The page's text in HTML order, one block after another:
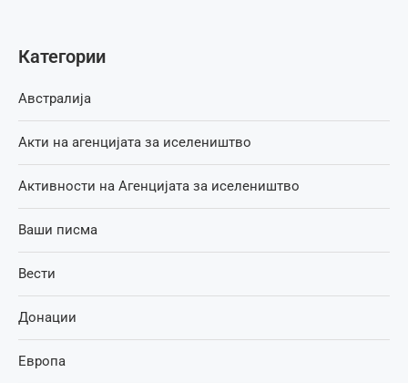
Категории
Австралија
Акти на агенцијата за иселеништво
Активности на Агенцијата за иселеништво
Ваши писма
Вести
Донации
Европа